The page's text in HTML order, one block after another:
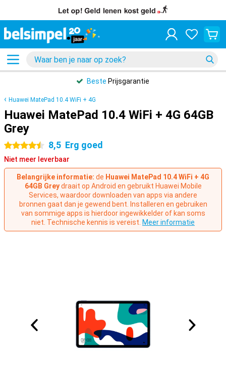
Beste Prijsgarantie
Huawei MatePad 10.4 WiFi + 4G
Huawei MatePad 10.4 WiFi + 4G 64GB
Grey
4.5 sterren 8,5 Erg goed
Niet meer leverbaar
Belangrijke informatie: de Huawei MatePad 10.4 WiFi + 4G
64GB Greydraait op Android en gebruikt Huawei Mobile
Services, waardoor downloaden van apps via andere
bronnen gaat dan je gewend bent. Installeren en gebruiken
van sommige apps is hierdoor ingewikkelder of kan soms
niet. Technische kennis is vereist. Meer informatie